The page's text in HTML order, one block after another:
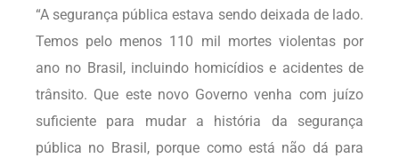
“A segurança pública estava sendo deixada de lado.
Temos pelo menos 110 mil mortes violentas por
ano no Brasil, incluindo homicídios e acidentes de
trânsito. Que este novo Governo venha com juízo
suficiente para mudar a história da segurança
pública no Brasil, porque como está não dá para